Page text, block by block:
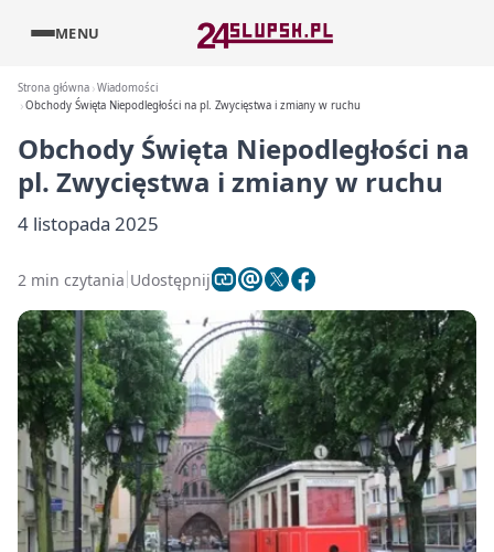
MENU
Strona główna Wiadomości
Obchody Święta Niepodległości na pl. Zwycięstwa i zmiany w ruchu
Obchody Święta Niepodległości na
pl. Zwycięstwa i zmiany w ruchu
4 listopada 2025
2 min czytania Udostępnij